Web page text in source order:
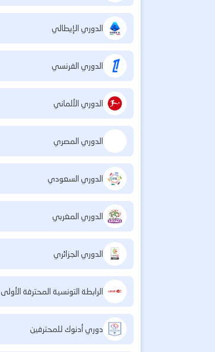
الدوري الإيطالي
الدوري الفرنسي
الدوري الألماني
الدوري المصري
الدوري السعودي
الدوري المغربي
الدوري الجزائري
الرابطة التونسية المحترفة الأولى
دوري أدنوك للمحترفين